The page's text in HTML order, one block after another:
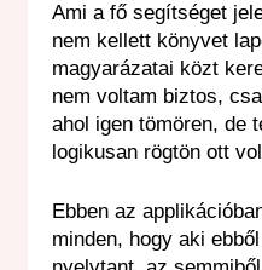
Ami a fő segítséget
nem kellett könyvet
magyarázatai közt
nem voltam biztos,
ahol igen tömören, de
logikusan rögtön ott
Ebben az
minden, hogy aki